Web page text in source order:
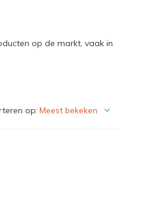
op de markt, vaak in
op: